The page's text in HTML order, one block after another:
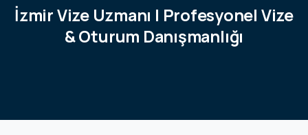
İzmirVize Uzmanı | Profesyonel Vize
&Oturum Danışmanlığı